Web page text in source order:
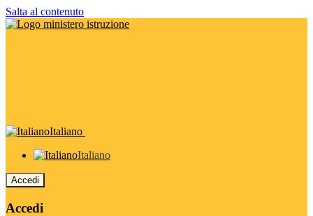
Salta al contenuto
Italiano
Italiano
Accedi
Accedi